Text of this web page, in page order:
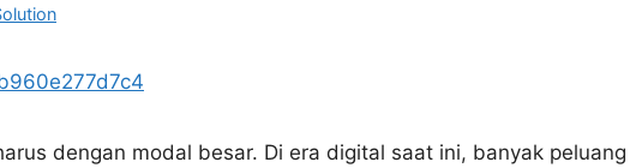
dengan modal besar. Di era digital saat ini, banyak